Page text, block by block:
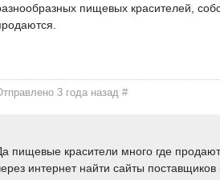
пищевых красителей,
3 года назад#
пищевые красители много где
интернет найти сайты